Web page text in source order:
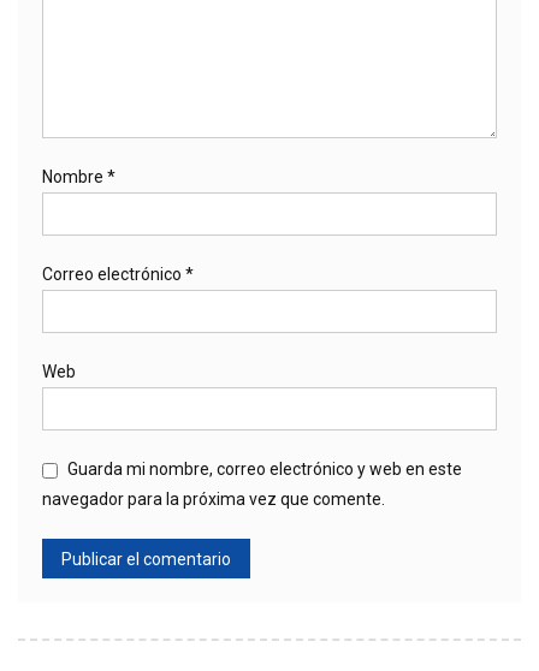
Nombre *
Correo electrónico *
Web
Guarda mi nombre, correo electrónico y web en este
navegador para la próxima vez que comente.